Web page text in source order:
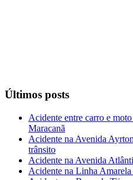
Últimos posts
Acidente entre carro e
Maracanã
Acidente na Avenida
trânsito
Acidente na Avenida
Acidente na Linha